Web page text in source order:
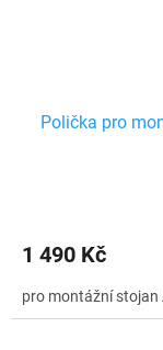
Polička pro
1 490 Kč
pro montážní stojan